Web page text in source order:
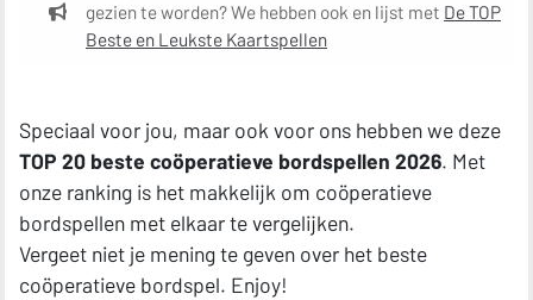
gezien te worden? We hebben ook en lijst met De TOP
Beste en Leukste Kaartspellen
Speciaal voor jou, maar ook voor ons hebben we deze
TOP 20 beste coöperatieve bordspellen 2026. Met
onze ranking is het makkelijk om coöperatieve
bordspellen met elkaar te vergelijken.
Vergeet niet je mening te geven over het beste
coöperatieve bordspel. Enjoy!